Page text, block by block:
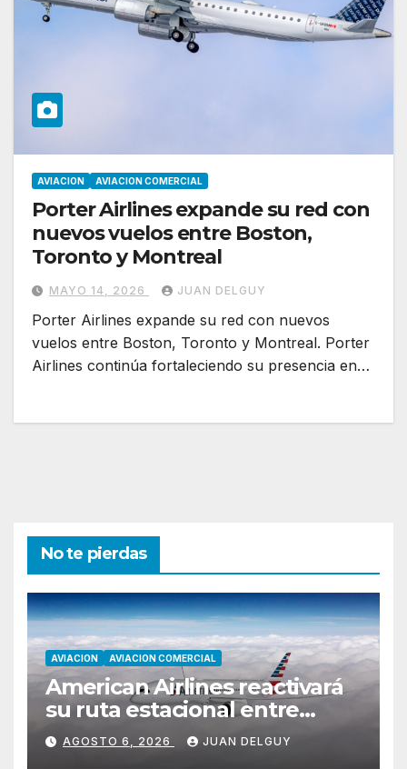
AVIACION AVIACION COMERCIAL
Porter Airlines expande su red con
nuevos vuelos entre Boston,
Toronto y Montreal
MAYO 14, 2026 JUAN DELGUY
Porter Airlines expande su red con nuevos
vuelos entre Boston, Toronto y Montreal. Porter
Airlines continúa fortaleciendo su presencia en…
No te pierdas
AVIACION AVIACION COMERCIAL
American Airlines reactivará
su ruta estacional entre
Miami y Montevideo con
vuelos diarios
AGOSTO 6, 2026 JUAN DELGUY